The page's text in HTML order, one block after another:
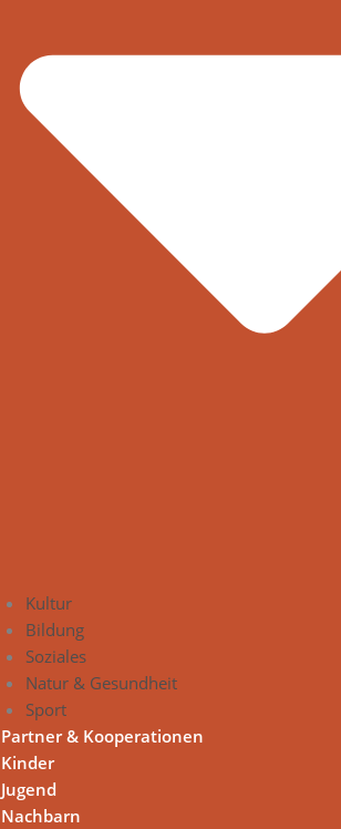
Kultur
Bildung
Soziales
Natur & Gesundheit
Sport
Partner & Kooperationen
Kinder
Jugend
Nachbarn